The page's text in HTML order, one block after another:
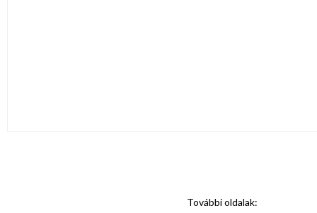
További oldalak: